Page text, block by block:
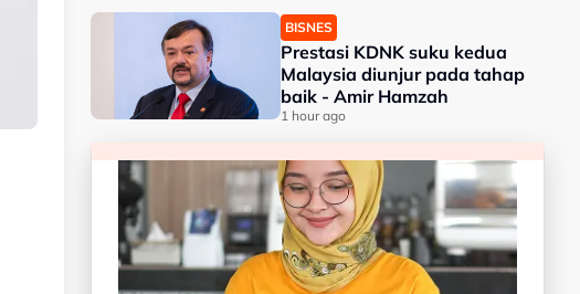
BISNES
Prestasi KDNK suku kedua
Malaysia diunjur pada tahap
baik - Amir Hamzah
1 hour ago